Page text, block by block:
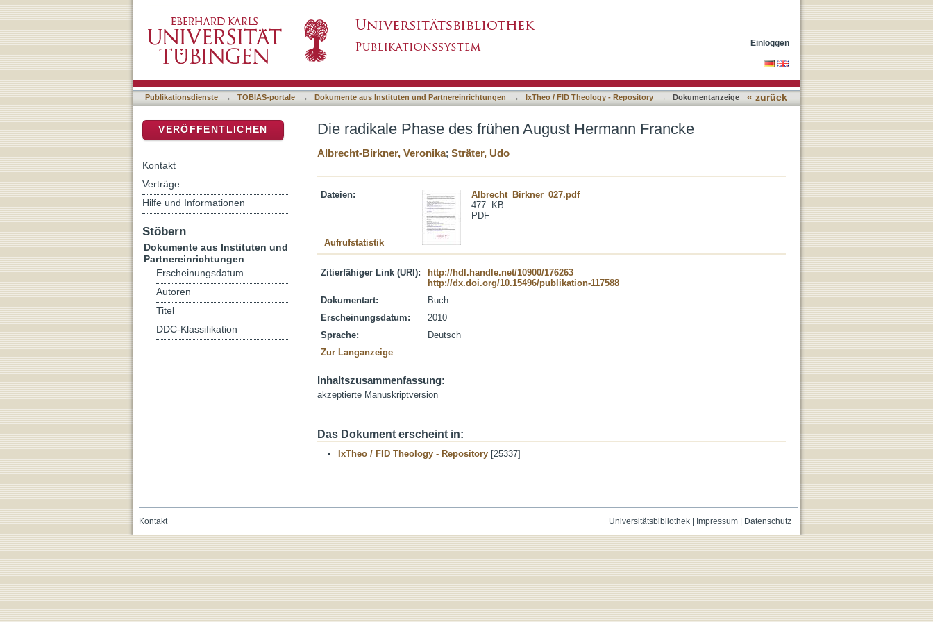
Einloggen
Publikationsdienste → TOBIAS-portale → Dokumente aus Instituten und Partnereinrichtungen → IxTheo / FID Theology - Repository → Dokumentanzeige « zurück
Die radikale Phase des frühen August Hermann Francke
Albrecht-Birkner, Veronika; Sträter, Udo
Dateien:
Albrecht_Birkner_027.pdf
477. KB
PDF
Aufrufstatistik
Zitierfähiger Link (URI):
http://hdl.handle.net/10900/176263
http://dx.doi.org/10.15496/publikation-117588
Dokumentart:
Buch
Erscheinungsdatum:
2010
Sprache:
Deutsch
Zur Langanzeige
Inhaltszusammenfassung:
akzeptierte Manuskriptversion
Das Dokument erscheint in:
IxTheo / FID Theology - Repository [25337]
VERÖFFENTLICHEN
Kontakt
Verträge
Hilfe und Informationen
Stöbern
Dokumente aus Instituten und
Partnereinrichtungen
Erscheinungsdatum
Autoren
Titel
DDC-Klassifikation
Universitätsbibliothek| Impressum| Datenschutz
Kontakt